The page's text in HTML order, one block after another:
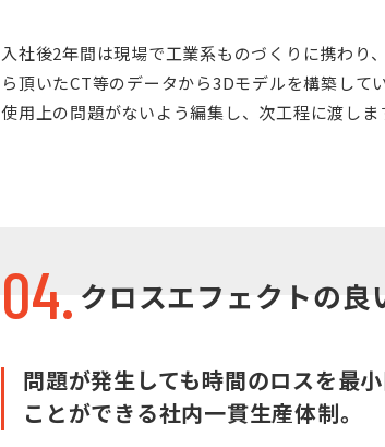
入社後2年間は現場で工業系ものづくりに携わり
ら頂いたCT等のデータから3Dモデルを構築して
使用上の問題がないよう編集し、次工程に渡しま
04. クロスエフェクトの良
問題が発生しても時間のロスを最
ことができる社内一貫生産体制。